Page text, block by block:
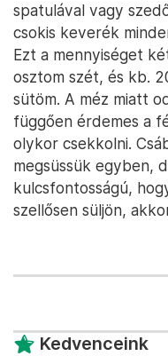
spatulával vagy
csokis keverék
Ezt a mennyiséget
osztom szét, és kb.
sütöm. A méz miatt
függően érdemes a
olykor csekkolni.
megsüssük egyben,
kulcsfontosságú,
szellősen süljön,
Kedvenceink